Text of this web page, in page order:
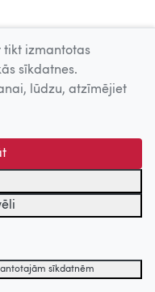
tikt izmantotas
sīkdatnes.
lūdzu, atzīmējiet
sīkdatnēm